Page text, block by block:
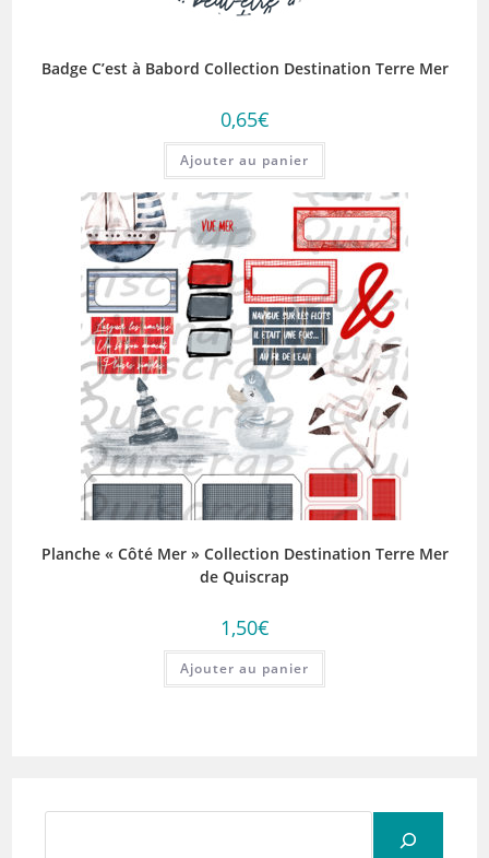
Badge C’est à Babord Collection Destination Terre Mer
0,65€
Ajouter au panier
Planche « Côté Mer » Collection Destination Terre Mer
de Quiscrap
1,50€
Ajouter au panier